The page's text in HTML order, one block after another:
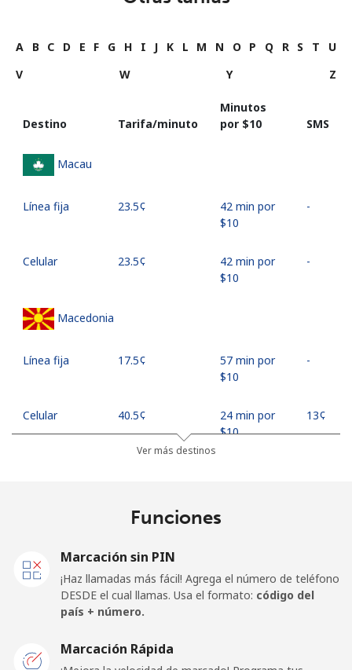
A B C D E F G H I J K L M N O P Q R S T
U
V
W Y Z
Destino Tarifa/minuto
Minutos
por ⁦$10⁩
SMS
Macau
Línea fija ⁦23.5¢⁩
42 min por
⁦$10⁩
-
Celular ⁦23.5¢⁩
42 min por
⁦$10⁩
-
Macedonia
Línea fija ⁦17.5¢⁩
57 min por
⁦$10⁩
-
Celular ⁦40.5¢⁩
24 min por
⁦$10⁩
⁦13¢⁩
⁦62.5¢⁩
16 min por
Celular
⁦$10⁩
Ver más destinos
Funciones
Marcación sin PIN
¡Haz llamadas más fácil! Agrega el número de teléfono
DESDE el cual llamas. Usa el formato: código del
país + número.
Marcación Rápida